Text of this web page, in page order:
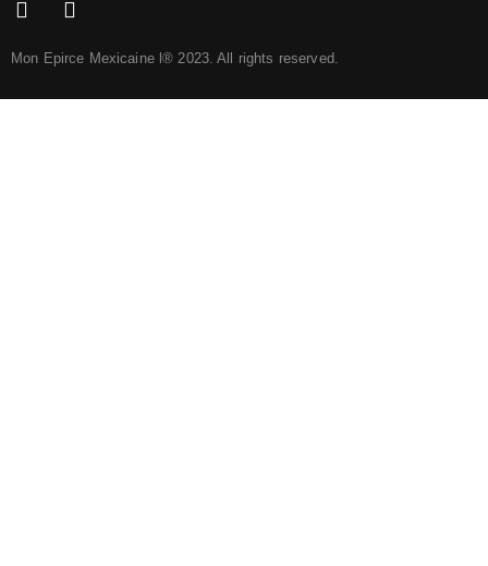
Mon Epirce Mexicaine l® 2023. All rights reserved.